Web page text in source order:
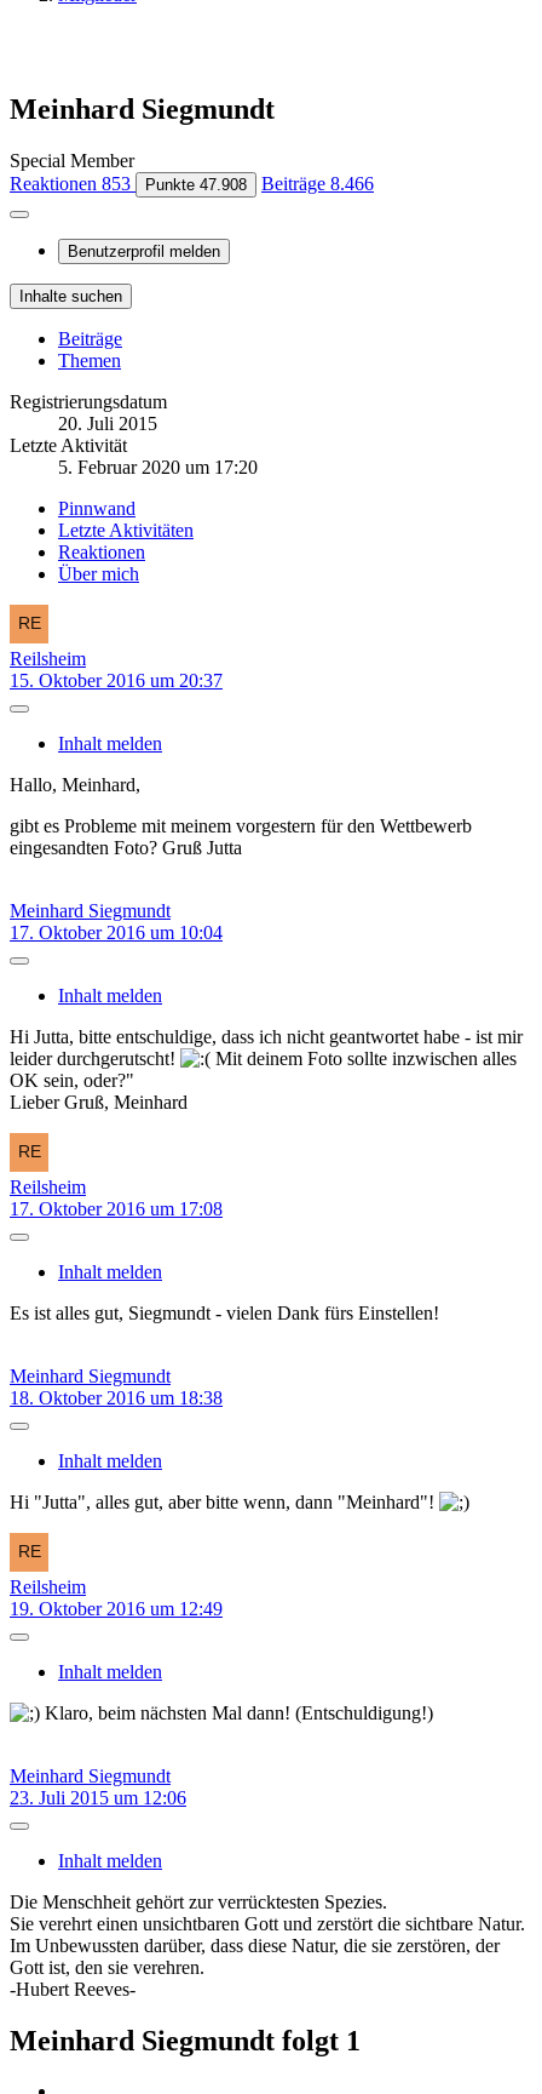
Meinhard Siegmundt
Special Member
Reaktionen 853 Punkte 47.908 Beiträge 8.466
Benutzerprofil melden
Inhalte suchen
Beiträge
Themen
Registrierungsdatum
20. Juli 2015
Letzte Aktivität
5. Februar 2020 um 17:20
Pinnwand
Letzte Aktivitäten
Reaktionen
Über mich
Reilsheim
15. Oktober 2016 um 20:37
Inhalt melden
Hallo, Meinhard,
gibt es Probleme mit meinem vorgestern für den Wettbewerb
eingesandten Foto? Gruß Jutta
Meinhard Siegmundt
17. Oktober 2016 um 10:04
Inhalt melden
Hi Jutta, bitte entschuldige, dass ich nicht geantwortet habe - ist mir
leider durchgerutscht!
Mit deinem Foto sollte inzwischen alles
OK sein, oder?"
Lieber Gruß, Meinhard
Reilsheim
17. Oktober 2016 um 17:08
Inhalt melden
Es ist alles gut, Siegmundt - vielen Dank fürs Einstellen!
Meinhard Siegmundt
18. Oktober 2016 um 18:38
Inhalt melden
Hi "Jutta", alles gut, aber bitte wenn, dann "Meinhard"!
Reilsheim
19. Oktober 2016 um 12:49
Inhalt melden
Klaro, beim nächsten Mal dann! (Entschuldigung!)
Meinhard Siegmundt
23. Juli 2015 um 12:06
Inhalt melden
Die Menschheit gehört zur verrücktesten Spezies.
Sie verehrt einen unsichtbaren Gott und zerstört die sichtbare Natur.
Im Unbewussten darüber, dass diese Natur, die sie zerstören, der
Gott ist, den sie verehren.
-Hubert Reeves-
Meinhard Siegmundt folgt 1